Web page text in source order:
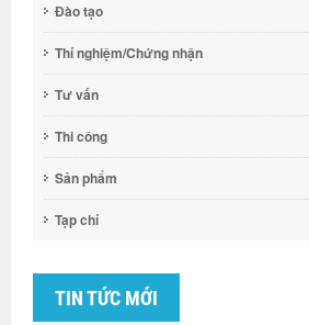
Đào tạo
Thí nghiệm/Chứng nhận
Tư vấn
Thi công
Sản phẩm
Tạp chí
TIN TỨC MỚI